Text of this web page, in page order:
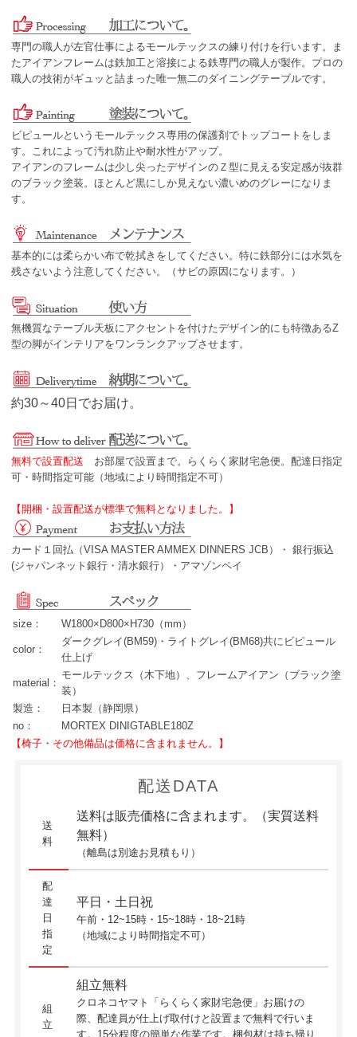
専門の職人が左官仕事によるモールテックスの練り付けを行います。ま
たアイアンフレームは鉄加工と溶接による鉄専門の職人が製作。プロの
職人の技術がギュッと詰まった唯一無二のダイニングテーブルです。
ビピュールというモールテックス専用の保護剤でトップコートをしま
す。これによって汚れ防止や耐水性がアップ。
アイアンのフレームは少し尖ったデザインのＺ型に見える安定感が抜群
のブラック塗装。ほとんど黒にしか見えない濃いめのグレーになりま
す。
基本的には柔らかい布で乾拭きをしてください。特に鉄部分には水気を
残さないよう注意してください。（サビの原因になります。）
無機質なテーブル天板にアクセントを付けたデザイン的にも特徴あるZ
型の脚がインテリアをワンランクアップさせます。
約30～40日でお届け。
無料で設置配送 お部屋で設置まで。らくらく家財宅急便。配達日指定
可・時間指定可能（地域により時間指定不可）
【開梱・設置配送が標準で無料となりました。】
カード１回払（VISA MASTER AMMEX DINNERS JCB）・ 銀行振込
(ジャパンネット銀行・清水銀行）・アマゾンペイ
size： W1800×D800×H730（mm）
color：
ダークグレイ(BM59)・ライトグレイ(BM68)共にビピュール
仕上げ
material：
モールテックス（木下地）、フレームアイアン（ブラック塗
装）
製造：
日本製（静岡県）
no：
MORTEX DINIGTABLE180Z
【椅子・その他備品は価格に含まれません。】
配送DATA
送
料
送料は販売価格に含まれます。（実質送料
無料）
（離島は別途お見積もり）
配
達
日
指
定
平日・土日祝
午前・12~15時・15~18時・18~21時
（地域により時間指定不可）
組
立
組立無料
クロネコヤマト「らくらく家財宅急便」お届けの
際、配達員が仕上げ取付けと設置まで無料で行いま
す。15分程度の簡単な作業です。梱包材は持ち帰り